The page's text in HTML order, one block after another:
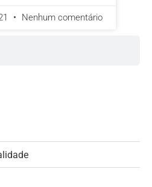
Nenhum comentário